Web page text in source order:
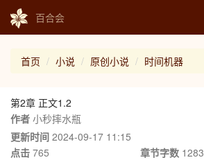
百合会
首页 小说 原创小说 时间机器
第2章 正文1.2
作者 小秒摔水瓶
更新时间 2024-09-17 11:15
点击 765 章节字数1283